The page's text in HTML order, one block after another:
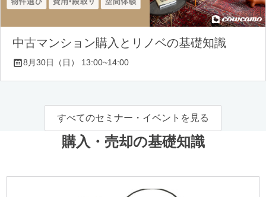
中古マンション購入とリノベの基礎知識
8月30日（日） 13:00~14:00
すべてのセミナー・イベントを見る
購入・売却の基礎知識